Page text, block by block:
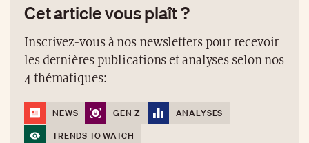
Cet article vous plaît ?
Inscrivez-vous à nos newsletters pour recevoir
les dernières publications et analyses selon nos
4 thématiques:
NEWS GEN Z
ANALYSES
TRENDS TO WATCH